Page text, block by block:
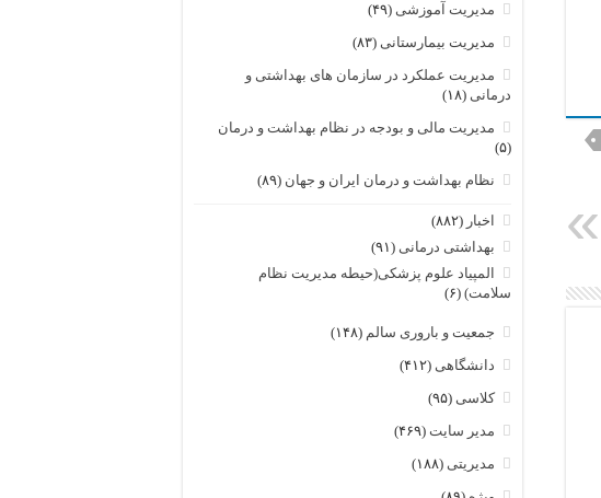
مدیریت آموزشی (۴۹)
مدیریت بیمارستانی (۸۳)
مدیریت عملکرد در سازمان های بهداشتی و
درمانی (۱۸)
مدیریت مالی و بودجه در نظام بهداشت و درمان
(۵)
نظام بهداشت و درمان ایران و جهان (۸۹)
اخبار (۸۸۲)
بهداشتی درمانی (۹۱)
المپیاد علوم پزشکی(حیطه مدیریت نظام
سلامت) (۶)
جمعیت و باروری سالم (۱۴۸)
دانشگاهی (۴۱۲)
کلاسی (۹۵)
مدیر سایت(۴۶۹)
مدیریتی (۱۸۸)